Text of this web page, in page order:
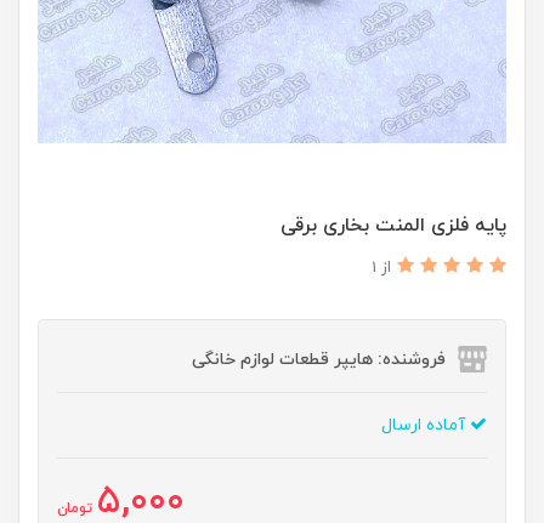
پایه فلزی المنت بخاری برقی
از 1
فروشنده: هایپر قطعات لوازم خانگی
آماده ارسال
5,000 تومان